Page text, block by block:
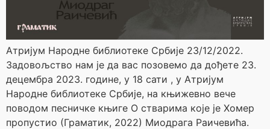
Атријум Народне библиотеке Србије 23/12/2022.
Задовољство нам је да вас позовемо да дођете 23.
децембра 2023. године, у 18 сати , у Атријум
Народне библиотеке Србије, на књижевно вече
поводом песничке књиге О стварима које је Хомер
пропустио (Граматик, 2022) Миодрага Раичевића.